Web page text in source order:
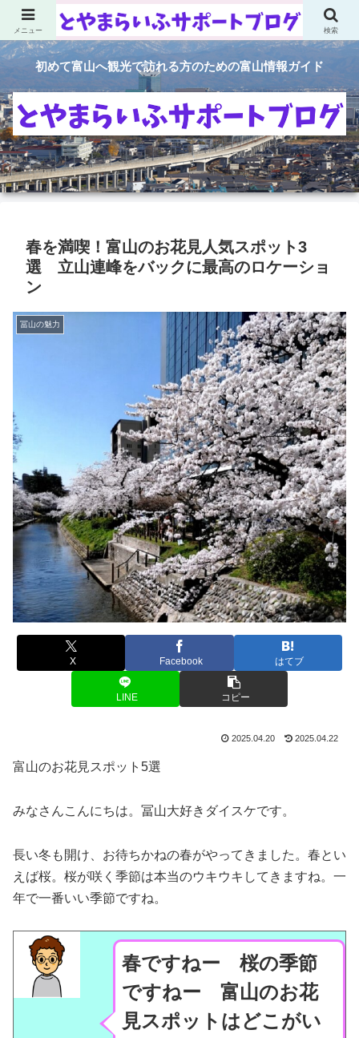
初めて富山へ観光で訪れる方のための富山情報ガイド
春を満喫！富山のお花見人気スポット3
選 立山連峰をバックに最高のロケーショ
ン
冨山の魅力
X Facebook はてブ
LINE コピー
2025.04.20 2025.04.22
富山のお花見スポット5選
みなさんこんにちは。冨山大好きダイスケです。
長い冬も開け、お待ちかねの春がやってきました。春とい
えば桜。桜が咲く季節は本当のウキウキしてきますね。一
年で一番いい季節ですね。
春ですねー 桜の季節
ですねー 富山のお花
見スポットはどこがい
メニュー 検索